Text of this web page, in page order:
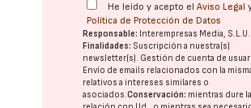
He leído y acepto elAviso Legal
Política de Protección de Datos
Responsable: Interempresas Media, S.L.U.
Finalidades: Suscripción a nuestra(s)
newsletter(s). Gestión de cuenta de
Envío de emails relacionados con la
relativos a intereses similares o
asociados.Conservación: mientras dure la